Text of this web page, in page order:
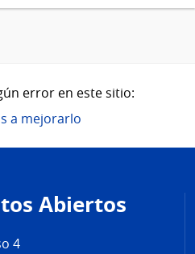
error en este sitio:
a mejorarlo
Abiertos
4